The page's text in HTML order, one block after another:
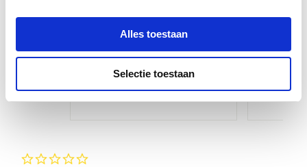
Alles toestaan
Selectie toestaan
Voeg toe aan winkeltas